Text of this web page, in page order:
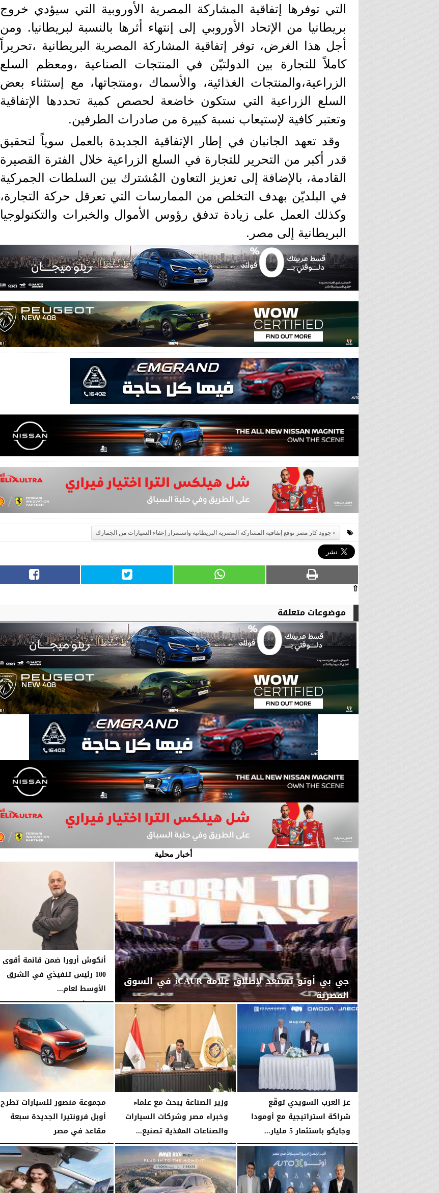
التي توفرها إتفاقية المشاركة المصرية الأوروبية التي سيؤدي خروج
بريطانيا من الإتحاد الأوروبي إلى إنتهاء أثرها بالنسبة لبريطانيا. ومن
أجل هذا الغرض، توفر إتفاقية المشاركة المصرية البريطانية ،تحريراً
كاملاً للتجارة بين الدولتيّن في المنتجات الصناعية ،ومعظم السلع
الزراعية،والمنتجات الغذائية، والأسماك ،ومنتجاتها، مع إستثناء بعض
السلع الزراعية التي ستكون خاضعة لحصص كمية تحددها الإتفاقية
وتعتبر كافية لإستيعاب نسبة كبيرة من صادرات الطرفين.
وقد تعهد الجانبان في إطار الإتفاقية الجديدة بالعمل سوياً لتحقيق
قدر أكبر من التحرير للتجارة في السلع الزراعية خلال الفترة القصيرة
القادمة، بالإضافة إلى تعزيز التعاون المُشترك بين السلطات الجمركية
في البلديّن بهدف التخلص من الممارسات التي تعرقل حركة التجارة،
وكذلك العمل على زيادة تدفق رؤوس الأموال والخبرات والتكنولوجيا
البريطانية إلى مصر.
جوود كار مصر توقع إتفاقية المشاركة المصرية البريطانية واستمرار إعفاء السيارات من الجمارك
⇧
موضوعات متعلقة
أخبار محلية
جي بي أوتو تستعد لإطلاق علامة iCAUR في السوق
المصرية
الجمعة، 7 أغسطس 2026 12:17 صـ
أنكوش أرورا ضمن قائمة أقوى
100 رئيس تنفيذي في الشرق
الأوسط لعام...
الخميس، 6 أغسطس 2026 06:21 مـ
عز العرب السويدي توقّع
شراكة استراتيجية مع أومودا
وجايكو باستثمار 5 مليار...
الأربعاء، 5 أغسطس 2026 04:47 مـ
وزير الصناعة يبحث مع علماء
وخبراء مصر وشركات السيارات
والصناعات المغذية تصنيع...
الأربعاء، 5 أغسطس 2026 12:17 مـ
مجموعة منصور للسيارات تطرح
أوبل فرونتيرا الجديدة سبعة
مقاعد في مصر
الأربعاء، 5 أغسطس 2026 10:05 صـ
في واقعة غريبة، تعطلت سيارة ملك
السويد بعد تحركها لثوانٍ معدودة.